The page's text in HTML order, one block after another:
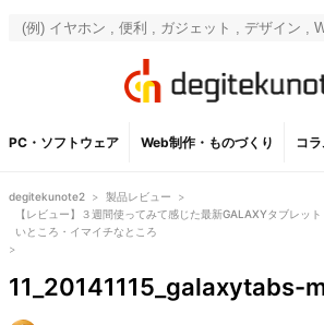
PC・ソフトウェア Web制作・ものづくり コ
degitekunote2 > 製品レビュー
>
【レビュー】３週間使ってみて感じた最新GALAXYタブレッ
いところ・イマイチなところ
>
11_20141115_galaxytabs-